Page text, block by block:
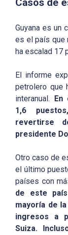
Casos de
Guyana es un
es el país que
ha escalad 17
El informe
petrolero que
interanual.
1,6
revertirse
presidente
Otro caso de
el último
países con
de este
mayoría de
ingresos a
Suiza.